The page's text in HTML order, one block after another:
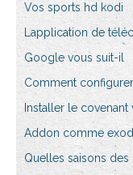
Vos sports hd kodi
Lapplication de
Google vous suit-il
Comment
Installer le covenant
Addon comme
Quelles saisons